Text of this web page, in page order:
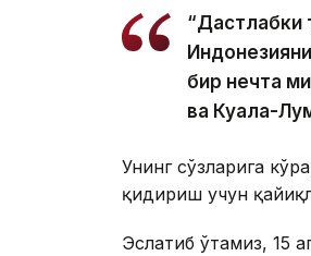
“Дастлабки
бир нечта
ва Куала-
Унинг сўзларига
қидириш учун
Эслатиб ўтамиз, 15